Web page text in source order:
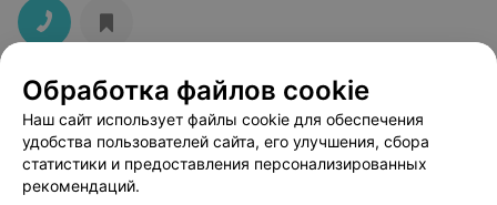
Обработка файлов cookie
Наш сайт использует файлы cookie для обеспечения
удобства пользователей сайта, его улучшения, сбора
статистики и предоставления персонализированных
рекомендаций.